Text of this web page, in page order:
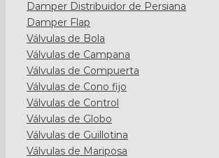
Damper Distribuidor de Persiana
Damper Flap
Válvulas de Bola
Válvulas de Campana
Válvulas de Compuerta
Válvulas de Cono fijo
Válvulas de Control
Válvulas de Globo
Válvulas de Guillotina
Válvulas de Mariposa